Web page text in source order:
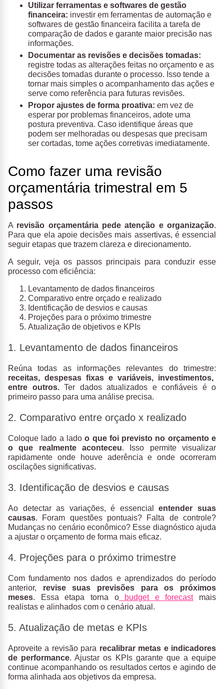
Utilizar ferramentas e softwares de gestão
financeira: investir em ferramentas de automação e
softwares de gestão financeira facilita a tarefa de
comparação de dados e garante maior precisão nas
informações.
Documentar as revisões e decisões tomadas:
registre todas as alterações feitas no orçamento e as
decisões tomadas durante o processo. Isso tende a
tornar mais simples o acompanhamento das ações e
serve como referência para futuras revisões.
Propor ajustes de forma proativa: em vez de
esperar por problemas financeiros, adote uma
postura preventiva. Caso identifique áreas que
podem ser melhoradas ou despesas que precisam
ser cortadas, tome ações corretivas imediatamente.
Como fazer uma revisão
orçamentária trimestral em 5
passos
A revisão orçamentária pede atenção e organização.
Para que ela apoie decisões mais assertivas, é essencial
seguir etapas que trazem clareza e direcionamento.
A seguir, veja os passos principais para conduzir esse
processo com eficiência:
Levantamento de dados financeiros
Comparativo entre orçado e realizado
Identificação de desvios e causas
Projeções para o próximo trimestre
Atualização de objetivos e KPIs
1. Levantamento de dados financeiros
Reúna todas as informações relevantes do trimestre:
receitas, despesas fixas e variáveis, investimentos,
entre outros.Ter dados atualizados e confiáveis é o
primeiro passo para uma análise precisa.
2. Comparativo entre orçado x realizado
Coloque lado a ladoo que foi previsto no orçamento e
o que realmente aconteceu. Isso permite visualizar
rapidamente onde houve aderência e onde ocorreram
oscilações significativas.
3. Identificação de desvios e causas
Ao detectar as variações, é essencialentender suas
causas. Foram questões pontuais? Falta de controle?
Mudanças no cenário econômico? Esse diagnóstico ajuda
a ajustar o orçamento de forma mais eficaz.
4. Projeções para o próximo trimestre
Com fundamento nos dados e aprendizados do período
anterior, revise suas previsões para os próximos
meses. Essa etapa torna obudget e forecastmais
realistas e alinhados com o cenário atual.
5. Atualização de metas e KPIs
Aproveite a revisão para recalibrar metas e indicadores
de performance. Ajustar os KPIs garante que a equipe
continue acompanhando os resultados certos e agindo de
forma alinhada aos objetivos da empresa.